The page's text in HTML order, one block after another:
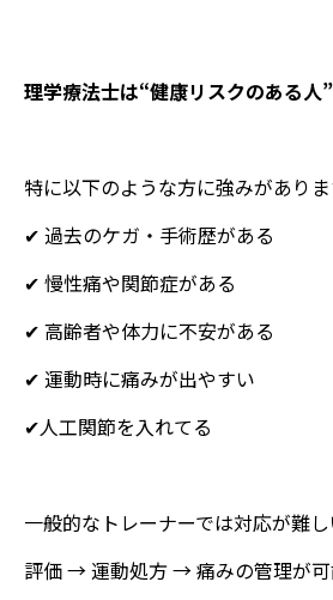
理学療法士は“健康リスクのある人
特に以下のような方に強みがありま
✔ 過去のケガ・手術歴がある
✔ 慢性痛や関節症がある
✔ 高齢者や体力に不安がある
✔ 運動時に痛みが出やすい
✔人工関節を入れてる
一般的なトレーナーでは対応が難
評価 → 運動処方 → 痛みの管理が可